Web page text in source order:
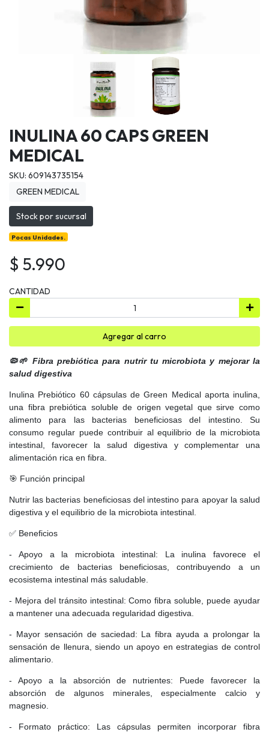
INULINA 60 CAPS GREEN
MEDICAL
SKU: 609143735154
GREEN MEDICAL
Stock por sucursal
Pocas Unidades.
$ 5.990
CANTIDAD
Agregar al carro
🦠🌱 Fibra prebiótica para nutrir tu microbiota y mejorar la
salud digestiva
Inulina Prebiótico 60 cápsulas de Green Medical aporta inulina,
una fibra prebiótica soluble de origen vegetal que sirve como
alimento para las bacterias beneficiosas del intestino. Su
consumo regular puede contribuir al equilibrio de la microbiota
intestinal, favorecer la salud digestiva y complementar una
alimentación rica en fibra.
🎯 Función principal
Nutrir las bacterias beneficiosas del intestino para apoyar la salud
digestiva y el equilibrio de la microbiota intestinal.
✅ Beneficios
- Apoyo a la microbiota intestinal: La inulina favorece el
crecimiento de bacterias beneficiosas, contribuyendo a un
ecosistema intestinal más saludable.
- Mejora del tránsito intestinal: Como fibra soluble, puede ayudar
a mantener una adecuada regularidad digestiva.
- Mayor sensación de saciedad: La fibra ayuda a prolongar la
sensación de llenura, siendo un apoyo en estrategias de control
alimentario.
- Apoyo a la absorción de nutrientes: Puede favorecer la
absorción de algunos minerales, especialmente calcio y
magnesio.
- Formato práctico: Las cápsulas permiten incorporar fibra